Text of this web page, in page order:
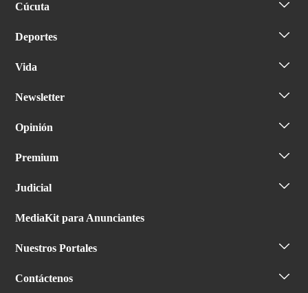
Cúcuta
Deportes
Vida
Newsletter
Opinión
Premium
Judicial
MediaKit para Anunciantes
Nuestros Portales
Contáctenos